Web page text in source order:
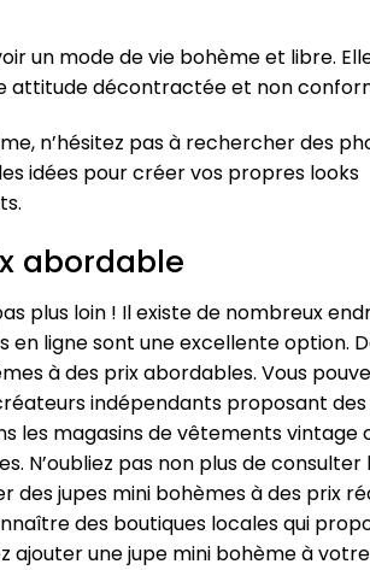
un mode de vie bohème et libre.
attitude décontractée et non
n’hésitez pas à rechercher des
idées pour créer vos propres looks
abordable
plus loin ! Il existe de nombreux
en ligne sont une excellente option.
à des prix abordables. Vous
indépendants proposant des
les magasins de vêtements vintage
N’oubliez pas non plus de consulter
jupes mini bohèmes à des prix
des boutiques locales qui
ajouter une jupe mini bohème à